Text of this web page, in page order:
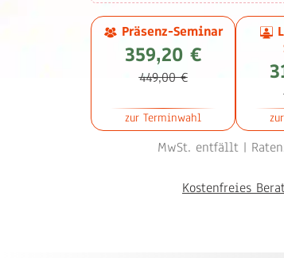
Präsenz-Seminar
359,20 €
449,00 €
zur Terminwahl
MwSt. entfällt |
Kostenfreies